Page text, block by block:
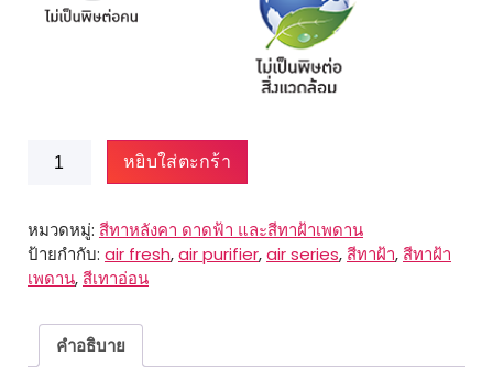
จำนวน
BegerShield
Gold
iON
for
ชิ้น
หยิบใส่ตะกร้า
หมวดหมู่: สีทาหลังคา ดาดฟ้า และสีทาฝ้าเพดาน
ป้ายกำกับ: air fresh,air purifier,air series, สีทาฝ้า, สีทาฝ้า
เพดาน, สีเทาอ่อน
คำอธิบาย